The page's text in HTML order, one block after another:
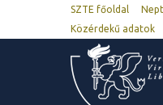
SZTE főoldal
Közérdekű adatok